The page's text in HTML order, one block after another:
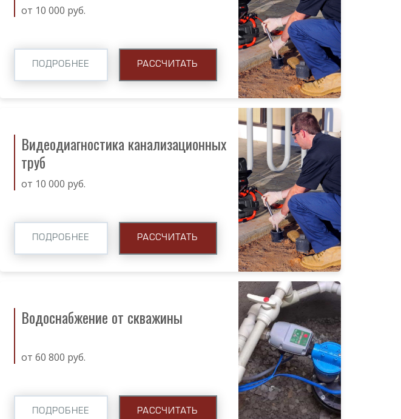
от 10 000 руб.
ПОДРОБНЕЕ РАССЧИТАТЬ
Видеодиагностика канализационных
труб
от 10 000 руб.
ПОДРОБНЕЕ РАССЧИТАТЬ
Водоснабжение от скважины
от 60 800 руб.
ПОДРОБНЕЕ РАССЧИТАТЬ